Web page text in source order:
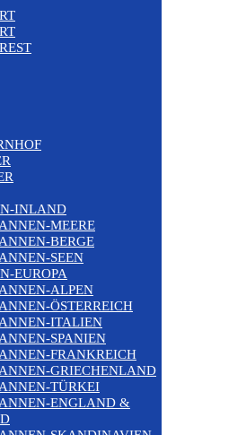
INLAND
MEERE
BERGE
SEEN
EUROPA
ALPEN
ÖSTERREICH
ITALIEN
SPANIEN
FRANKREICH
GRIECHENLAND
TÜRKEI
ENGLAND &